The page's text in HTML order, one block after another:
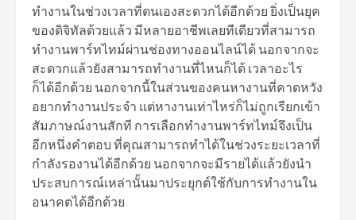
ทำงานในช่วงเวลาที่ตนเองสะดวกได้อีกด้วย ยิ่งเป็นยุค
ของดิจิทัลด้วยแล้ว มีหลายอาชีพเลยทีเดียวที่สามารถ
ทำงานพาร์ทไทม์ผ่านช่องทางออนไลน์ได้ นอกจากจะ
สะดวกแล้วยังสามารถทำงานที่ไหนก็ได้ เวลาอะไร
ก็ได้อีกด้วย นอกจากนี้ในส่วนของคนหางานที่คาดหวัง
อยากทำงานประจำ แต่หางานเท่าไหร่ก็ไม่ถูกเรียกเข้า
สัมภาษณ์งานสักที การเลือกทำงานพาร์ทไทม์จึงเป็น
อีกหนึ่งคำตอบ ที่คุณสามารถทำได้ในช่วงระยะเวลาที่
กำลังรองานได้อีกด้วย นอกจากจะมีรายได้แล้วยังนำ
ประสบการณ์เหล่านั้นมาประยุกต์ใช้กับการทำงานใน
อนาคตได้อีกด้วย